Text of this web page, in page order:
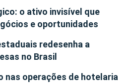
o ativo invisível que
e oportunidades
redesenha a
no Brasil
nas operações de hotelaria